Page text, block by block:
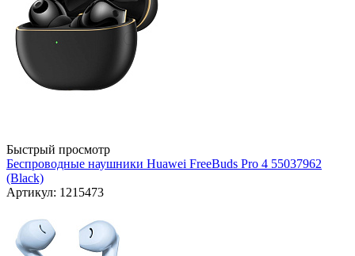
Быстрый просмотр
Беспроводные наушники Huawei FreeBuds Pro 4 55037962
(Black)
Артикул: 1215473